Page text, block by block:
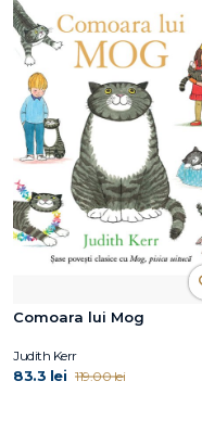
Comoara lui Mog
Judith Kerr
83.3 lei 119.00 lei